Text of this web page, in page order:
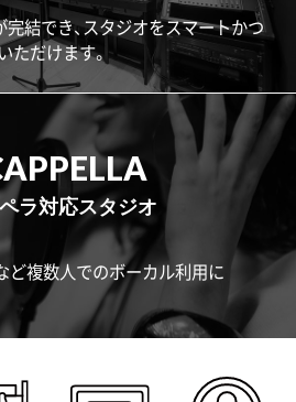
完結でき、スタジオをスマートかつ
ただけます。
ラ対応スタジオ
ど複数人でのボーカル利用に